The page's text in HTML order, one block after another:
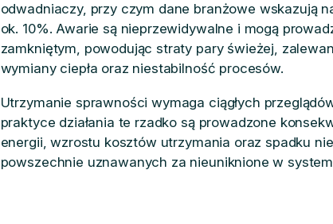
odwadniaczy, przy czym dane branżowe wskazują
ok. 10%. Awarie są nieprzewidywalne i mogą
zamkniętym, powodując straty pary świeżej,
wymiany ciepła oraz niestabilność procesów.
Utrzymanie sprawności wymaga ciągłych
praktyce działania te rzadko są prowadzone
energii, wzrostu kosztów utrzymania oraz spadku
powszechnie uznawanych za nieuniknione w